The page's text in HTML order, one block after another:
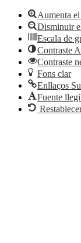
Aumenta
Disminuir
Escala de
Contraste
Contraste
Fons clar
Enllaços
Fuente